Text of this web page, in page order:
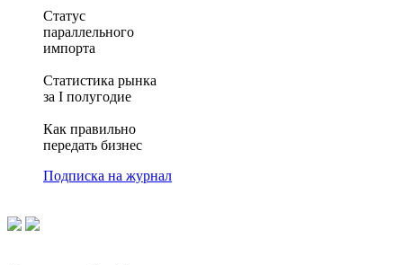
Статус
параллельного
импорта
Статистика рынка
за I полугодие
Как правильно
передать бизнес
Подписка на журнал